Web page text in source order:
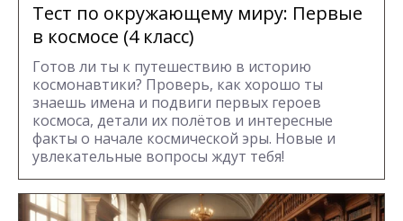
Тест по окружающему миру: Первые
в космосе (4 класс)
Готов ли ты к путешествию в историю
космонавтики? Проверь, как хорошо ты
знаешь имена и подвиги первых героев
космоса, детали их полётов и интересные
факты о начале космической эры. Новые и
увлекательные вопросы ждут тебя!